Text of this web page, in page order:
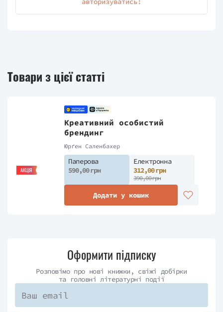
Товари з цієї статті
АКЦІЯ
Креативний особистий
брендинг
Юрґен Саленбахер
Паперова
590,00 грн
Електронна
312,00 грн
390,00 грн
Додати у кошик
Оформити підписку
Розповімо про нові книжки, свіжі добірки
та головні літературні події